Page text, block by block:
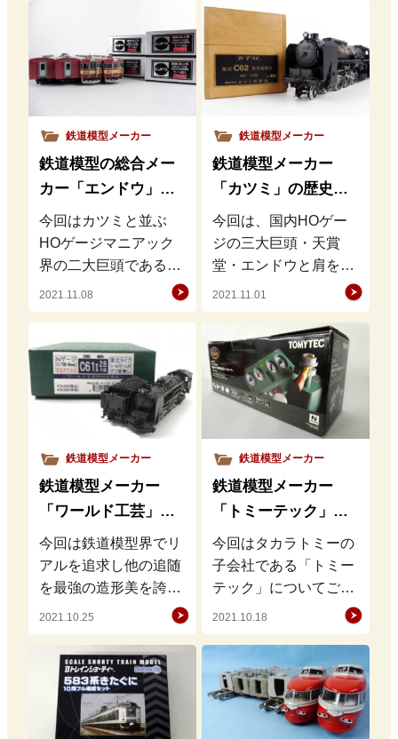
した蒸気機関車は資産
と言っても…
鉄道模型メーカー
鉄道模型の総合メー
カー「エンドウ」の
歴史・特徴・魅力を
徹底解説
今回はカツミと並ぶ
HOゲージマニアック
界の二大巨頭である
『エンドウ』について
詳しく解説を致しま
1945年設立…
2021.11.08
鉄道模型メーカー
鉄道模型メーカー
「カツミ」の歴史・
特徴・魅力を徹底解
説
今回は、国内HOゲー
ジの三大巨頭・天賞
堂・エンドウと肩を並
べる『カツミ
（KTM）』の魅力をご
紹介致します。 カツミ
の歴史 株式会社…
2021.11.01
鉄道模型メーカー
鉄道模型メーカー
「ワールド工芸」の
歴史・特徴・魅力を
徹底解説
今回は鉄道模型界でリ
アルを追求し他の追随
を最強の造形美を誇る
『ワールド工芸』をご
紹介致します。 ワール
ド工芸の歴史 1999年
に埼…
2021.10.25
鉄道模型メーカー
鉄道模型メーカー
「トミーテック」の
歴史・特徴・魅力を
徹底解説
今回はタカラトミーの
子会社である「トミー
テック」についてご紹
介をさせて頂きます。
トミーテックの歴史 ト
TOMIX（…
2021.10.18